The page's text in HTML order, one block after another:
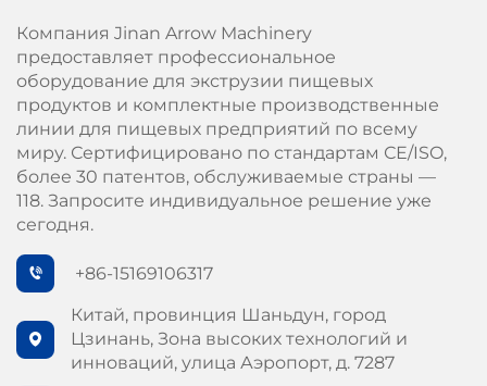
Компания Jinan Arrow Machinery
предоставляет профессиональное
оборудование для экструзии пищевых
продуктов и комплектные производственные
линии для пищевых предприятий по всему
миру. Сертифицировано по стандартам СЕ/ISO,
более 30 патентов, обслуживаемые страны —
118. Запросите индивидуальное решение уже
сегодня.
+86-15169106317
Китай, провинция Шаньдун, город
Цзинань, Зона высоких технологий и
инноваций, улица Аэропорт, д. 7287